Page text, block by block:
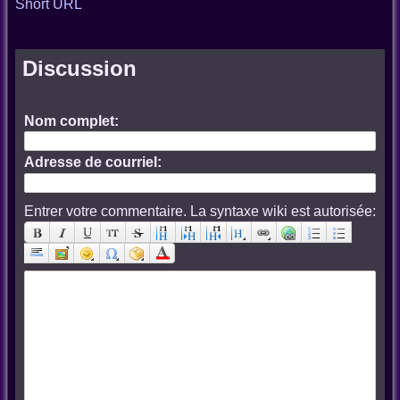
Short URL
Discussion
Nom complet:
Adresse de courriel:
Entrer votre commentaire. La syntaxe wiki est autorisée: